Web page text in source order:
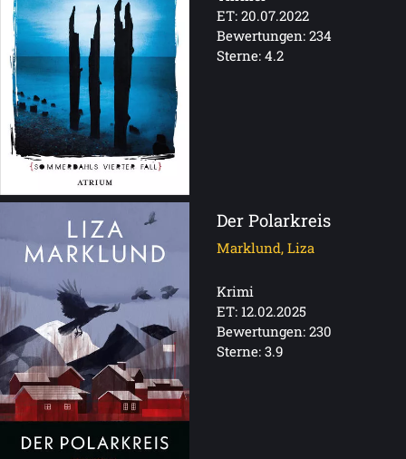
ET: 20.07.2022
Bewertungen: 234
Sterne: 4.2
Der Polarkreis
Marklund, Liza
Krimi
ET: 12.02.2025
Bewertungen: 230
Sterne: 3.9